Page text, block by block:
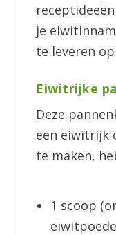
je
te leveren
Eiwitrijke
Deze
een eiwitrijk
te maken,
1 scoop